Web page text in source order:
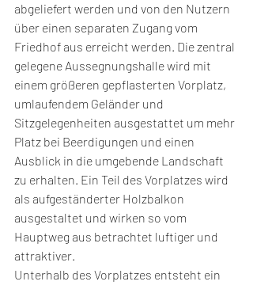
abgeliefert werden und von den Nutzern
über einen separaten Zugang vom
Friedhof aus erreicht werden. Die zentral
gelegene Aussegnungshalle wird mit
einem größeren gepflasterten Vorplatz,
umlaufendem Geländer und
Sitzgelegenheiten ausgestattet um mehr
Platz bei Beerdigungen und einen
Ausblick in die umgebende Landschaft
zu erhalten. Ein Teil des Vorplatzes wird
als aufgeständerter Holzbalkon
ausgestaltet und wirken so vom
Hauptweg aus betrachtet luftiger und
attraktiver.
Unterhalb des Vorplatzes entsteht ein